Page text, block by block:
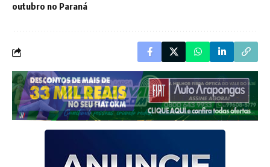
outubro no Paraná